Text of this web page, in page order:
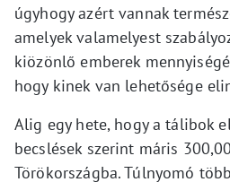
úgyhogy azért vannak
amelyek valamelyest
kiözönlő emberek
hogy kinek van lehetősége
Alig egy hete, hogy a tálibok
becslések szerint máris
Törökországba. Túlnyomó